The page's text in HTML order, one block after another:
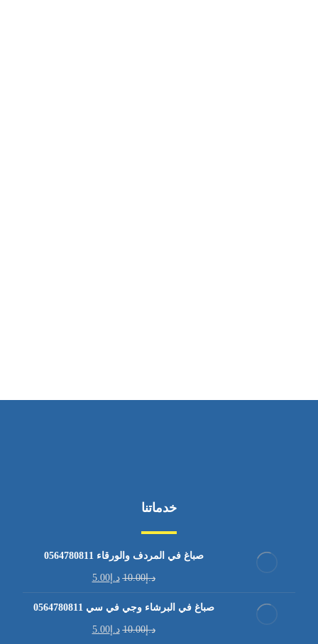
خدماتنا
صباغ في المردف والورقاء 0564780811
د.إ10.00 د.إ5.00
صباغ في البرشاء وجي في سي 0564780811
د.إ10.00 د.إ5.00